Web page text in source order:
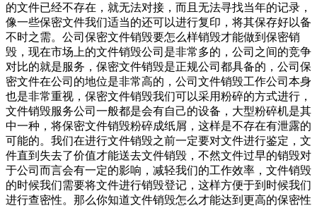
的文件已经不存在，就无法对接，而且无法寻找当年的记录，
像一些保密文件我们适当的还可以进行复印，将其保存好以备
不时之需。公司保密文件销毁要怎么样销毁才能做到保密销
毁，现在市场上的文件销毁公司是非常多的，公司之间的竞争
对比的就是服务，保密文件销毁是正规公司都具备的，公司保
密文件在公司的地位是非常高的，公司文件销毁工作公司本身
也是非常重视，保密文件销毁我们可以采用粉碎的方式进行，
文件销毁服务公司一般都是会有自己的设备，大型粉碎机是其
中一种，将保密文件销毁粉碎成纸屑，这样是不存在有泄露的
可能的。我们在进行文件销毁之前一定要对文件进行鉴定，文
件直到失去了价值才能送去文件销毁，不然文件过早的销毁对
于公司而言会有一定的影响，减轻我们的工作效率，文件销毁
的时候我们需要将文件进行销毁登记，这样方便于到时候我们
进行查密性。那么你知道文件销毁怎么才能达到更高的保密性